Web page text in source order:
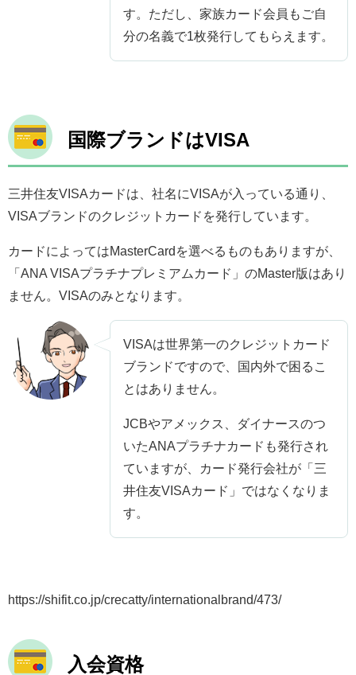
す。ただし、家族カード会員もご自
分の名義で1枚発行してもらえます。
国際ブランドはVISA
三井住友VISAカードは、社名にVISAが入っている通り、
VISAブランドのクレジットカードを発行しています。
カードによってはMasterCardを選べるものもありますが、
「ANA VISAプラチナプレミアムカード」のMaster版はあり
ません。VISAのみとなります。
VISAは世界第一のクレジットカード
ブランドですので、国内外で困るこ
とはありません。
JCBやアメックス、ダイナースのつ
いたANAプラチナカードも発行され
ていますが、カード発行会社が「三
井住友VISAカード」ではなくなりま
す。
https://shifit.co.jp/crecatty/internationalbrand/473/
入会資格